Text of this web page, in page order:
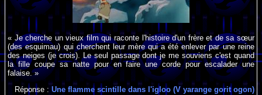
« Je cherche un vieux film qui raconte l'histoire d'un frère et de sa sœur
(des esquimau) qui cherchent leur mère qui a été enlever par une reine
des neiges (je crois). Le seul passage dont je me souviens c'est quand
la fille coupe sa natte pour en faire une corde pour escalader une
falaise. »
Réponse : Une flamme scintille dans l'igloo (V yarange gorit ogon)